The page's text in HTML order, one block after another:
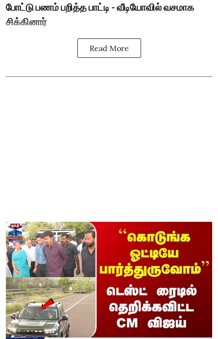
போட்டு பணம் பறித்த பாட்டி - வீடியோவில் வசமாக
சிக்கினார்
Read More